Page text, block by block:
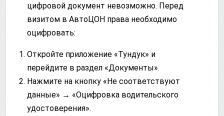
цифровой документ невозможно. Перед
визитом в АвтоЦОН права необходимо
оцифровать:
Откройте приложение «Тундук» и
перейдите в раздел «Документы».
Нажмите на кнопку «Не соответствуют
данные» → «Оцифровка водительского
удостоверения».